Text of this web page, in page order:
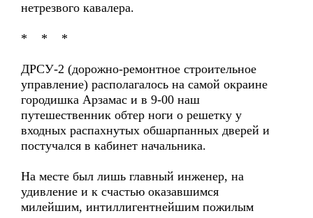
нетрезвого кавалера.
* * *
ДРСУ-2 (дорожно-ремонтное строительное
управление) располагалось на самой окраине
городишка Арзамас и в 9-00 наш
путешественник обтер ноги о решетку у
входных распахнутых обшарпанных дверей и
постучался в кабинет начальника.
На месте был лишь главный инженер, на
удивление и к счастью оказавшимся
милейшим, интиллигентнейшим пожилым